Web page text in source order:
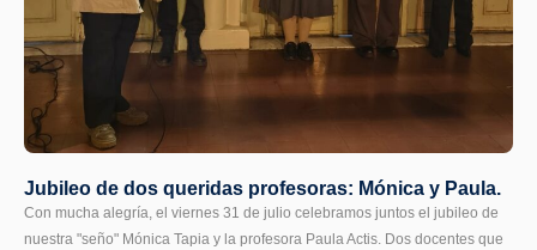
Jubileo de dos queridas profesoras: Mónica y Paula.
Con mucha alegría, el viernes 31 de julio celebramos juntos el jubileo de
nuestra "seño" Mónica Tapia y la profesora Paula Actis. Dos docentes que